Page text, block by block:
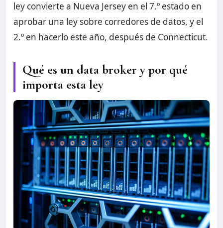
ley convierte a Nueva Jersey en el 7.º estado en
aprobar una ley sobre corredores de datos, y el
2.º en hacerlo este año, después de Connecticut.
Qué es un data broker y por qué
importa esta ley